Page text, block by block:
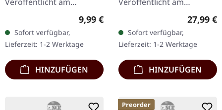
24.06.2002, auf Sony
Music. CD im Jewelcase.
"Ozzmosis" aus dem Jahr
1995 markierte einen…
Regulärer Preis:
9,99 €
Sofort verfügbar,
Lieferzeit: 1-2 Werktage
HINZUFÜGEN
08.06.2018, auf Sony
Music. Schwarzes Doppel-
Vinyl im Gatefold-Cover.
Diese umfassende
Sammlung…
27,99 €
Sofort verfügbar,
Lieferzeit: 1-2 Werktage
HINZUFÜGEN
Preorder